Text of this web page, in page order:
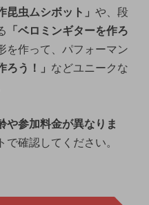
昆虫ムシボット」 や、段
「ベロミンギターを作ろ
を作って、パフォーマン
ろう！」 などユニークな
や参加料金が異なりま
確認してください。